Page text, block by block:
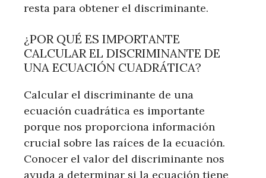
resta para obtener el discriminante.
¿POR QUÉ ES IMPORTANTE
CALCULAR EL DISCRIMINANTE DE
UNA ECUACIÓN CUADRÁTICA?
Calcular el discriminante de una
ecuación cuadrática es importante
porque nos proporciona información
crucial sobre las raíces de la ecuación.
Conocer el valor del discriminante nos
ayuda a determinar si la ecuación tiene